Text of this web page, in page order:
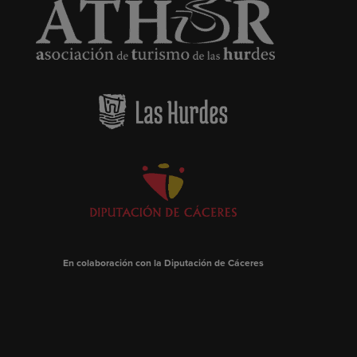
En colaboración con la Diputación de Cáceres